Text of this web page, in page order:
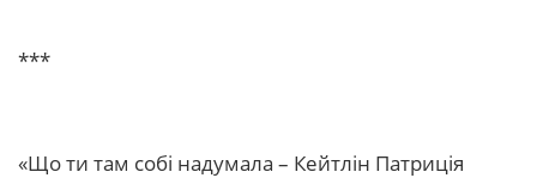
***
«Що ти там собі надумала – Кейтлін Патриція